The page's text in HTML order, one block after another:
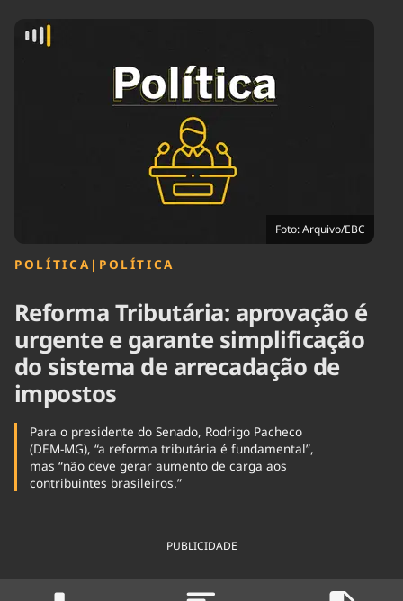
Agronegócios
Cultura
Economia
Educação
Infraestrutura
Internacional
Política
Saúde
Foto: Arquivo/EBC
POLÍTICA | POLÍTICA
Reforma Tributária: aprovação é
urgente e garante simplificação
do sistema de arrecadação de
impostos
Para o presidente do Senado, Rodrigo Pacheco
(DEM-MG), “a reforma tributária é fundamental”,
mas “não deve gerar aumento de carga aos
contribuintes brasileiros.”
PUBLICIDADE